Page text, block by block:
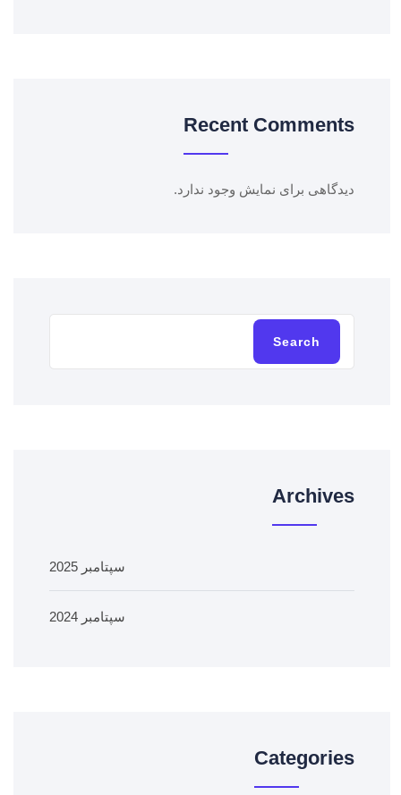
Recent Comments
دیدگاهی برای نمایش وجود ندارد.
Search
Archives
سپتامبر 2025
سپتامبر 2024
Categories